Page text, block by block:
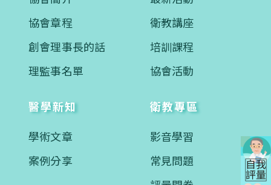
協會章程
創會理事長的話
理監事名單
衛教講座
培訓課程
協會活動
醫學新知
學術文章
案例分享
衛教專區
影音學習
常見問題